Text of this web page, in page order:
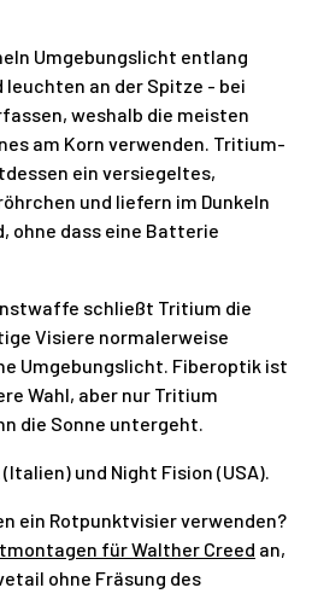
Umgebungslicht entlang
leuchten an der Spitze - bei
weshalb die meisten
am Korn verwenden. Tritium-
ein versiegeltes,
und liefern im Dunkeln
ohne dass eine Batterie
schließt Tritium die
Visiere normalerweise
Umgebungslicht. Fiberoptik ist
Wahl, aber nur Tritium
die Sonne untergeht.
und Night Fision (USA).
ein Rotpunktvisier verwenden?
für Walther Creed an,
ohne Fräsung des